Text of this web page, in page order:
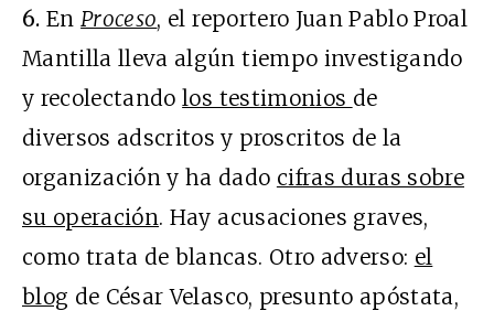
6. En Proceso, el reportero Juan Pablo Proal
Mantilla lleva algún tiempo investigando
y recolectandolos testimonios de
diversos adscritos y proscritos de la
organización y ha dado cifras duras sobre
su operación. Hay acusaciones graves,
como trata de blancas. Otro adverso: el
blog de César Velasco, presunto apóstata,